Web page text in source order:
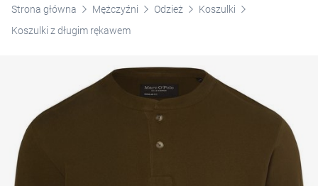
Strona główna Mężczyźni Odzież
Koszulki
Koszulki z długim rękawem